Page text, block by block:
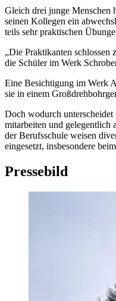
Gleich drei junge Menschen
seinen Kollegen ein
teils sehr praktischen
„Die Praktikanten
die Schüler im Werk
Eine Besichtigung im Werk
sie in einem
Doch wodurch
mitarbeiten und gelegentlich
der Berufsschule weisen
eingesetzt, insbesondere
Pressebild